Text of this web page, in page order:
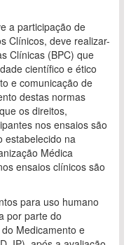
a participação de
Clínicos, deve realizar-
Clínicas (BPC) que
científico e ético
e comunicação de
destas normas
os direitos,
nos ensaios são
estabelecido na
Médica
ensaios clínicos são
para uso humano
por parte do
Medicamento e